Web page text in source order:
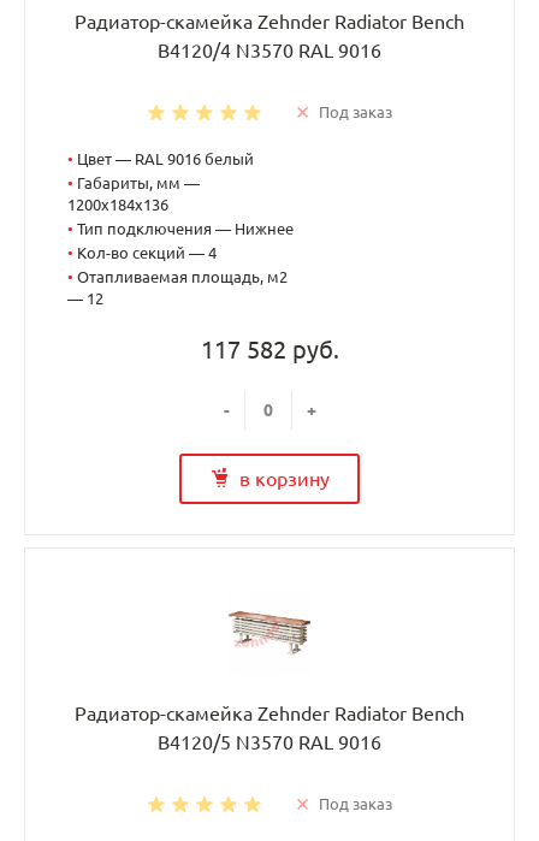
Радиатор-скамейка Zehnder Radiator Bench
B4120/4 N3570 RAL 9016
Под заказ
• Цвет — RAL 9016 белый
• Габариты, мм —
1200x184x136
• Тип подключения — Нижнее
• Кол-во секций — 4
• Отапливаемая площадь, м2
— 12
117 582 руб.
- +
в корзину
Радиатор-скамейка Zehnder Radiator Bench
B4120/5 N3570 RAL 9016
Под заказ